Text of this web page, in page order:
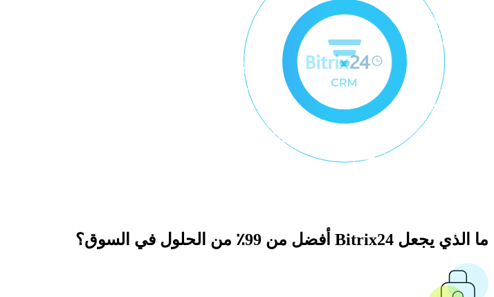
ما الذي يجعل Bitrix24 أفضل من 99٪ من الحلول في السوق؟